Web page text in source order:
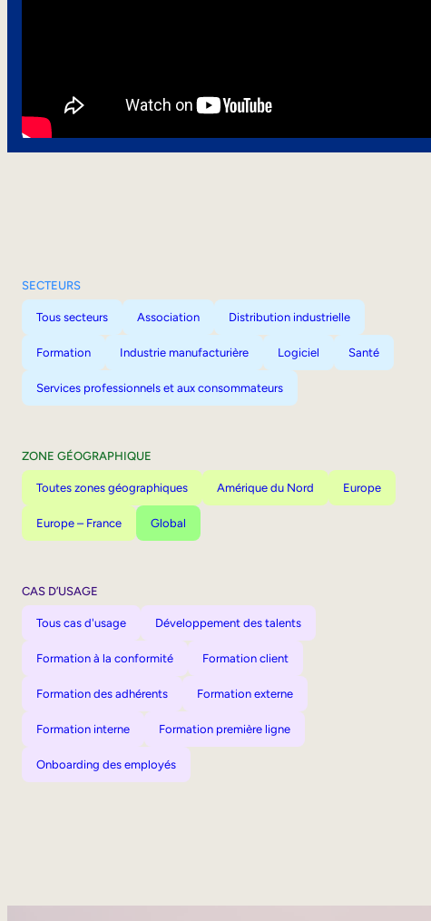
SECTEURS
Tous secteurs Association Distribution industrielle
Formation Industrie manufacturière Logiciel Santé
Services professionnels et aux consommateurs
ZONE GÉOGRAPHIQUE
Toutes zones géographiques Amérique du Nord Europe
Europe – France Global
CAS D’USAGE
Tous cas d'usage Développement des talents
Formation à la conformité Formation client
Formation des adhérents Formation externe
Formation interne Formation première ligne
Onboarding des employés